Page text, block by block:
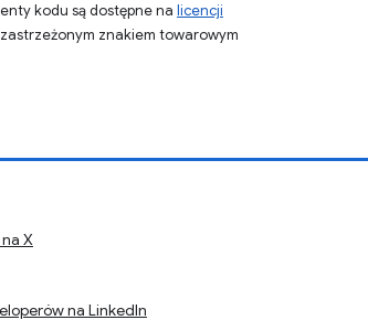
kodu są dostępne na licencji
znakiem towarowym
X
na LinkedIn